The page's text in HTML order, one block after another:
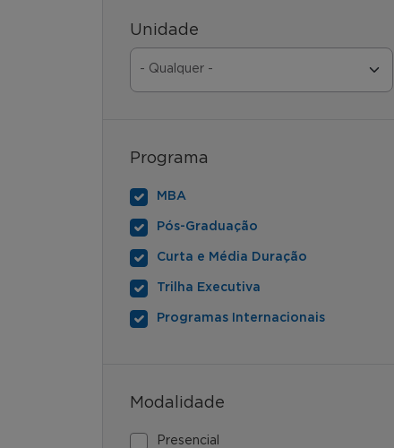
Unidade
Programa
MBA
Pós-Graduação
Curta e Média Duração
Trilha Executiva
Programas Internacionais
Modalidade
Presencial